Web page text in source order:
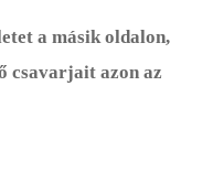
a másik oldalon,
csavarjait azon az